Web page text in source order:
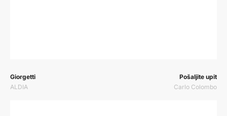
Prodavač:
Giorgetti
ALDIA
Prodavač:
Pošaljite upit
Carlo Colombo